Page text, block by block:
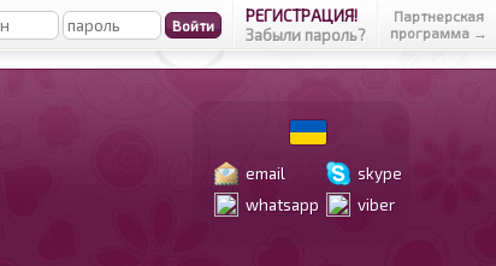
РЕГИСТРАЦИЯ!
Забыли пароль?
Партнерская
программа →
email
skype
whatsapp
viber